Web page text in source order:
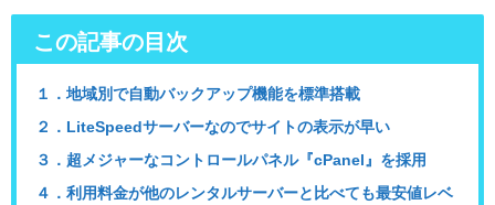
この記事の目次
１．地域別で自動バックアップ機能を標準搭載
２．LiteSpeedサーバーなのでサイトの表示が早い
３．超メジャーなコントロールパネル『cPanel』を採用
４．利用料金が他のレンタルサーバーと比べても最安値レベ